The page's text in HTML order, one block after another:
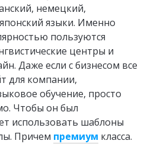
немецкий,
языки. Именно
пользуются
центры и
Даже если с бизнесом все
для компании,
обучение, просто
Чтобы он был
использовать шаблоны
Причем премиум класса.